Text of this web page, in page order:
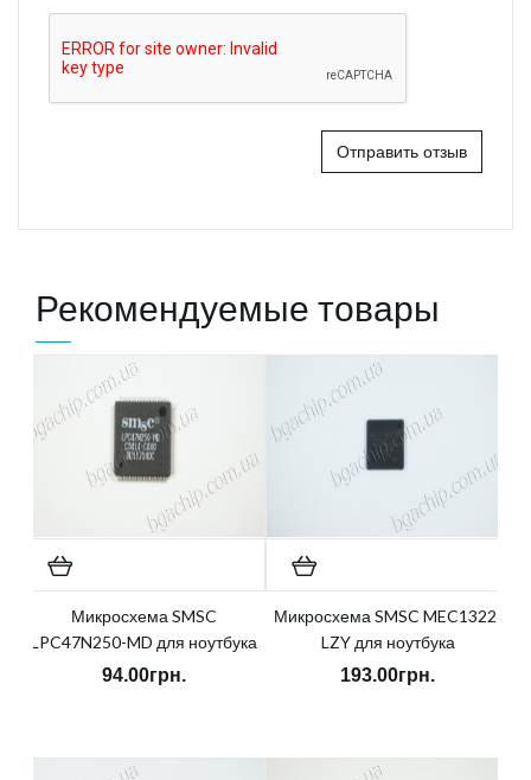
Отправить отзыв
Рекомендуемые товары
Микросхема SMSC
LPC47N250-MD для ноутбука
94.00грн.
Микросхема SMSC MEC1322-
LZY для ноутбука
193.00грн.